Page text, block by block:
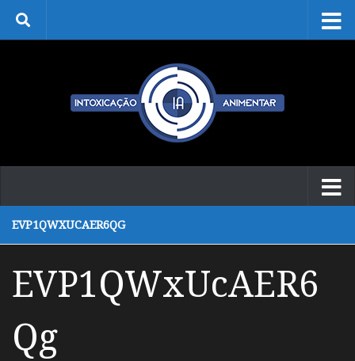
Skip to content
EVP1QWXUCAER6QG
EVP1QWxUcAER6
Qg